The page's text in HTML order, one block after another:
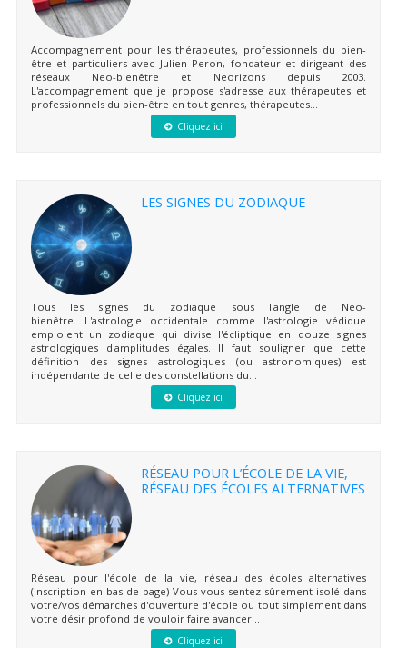
Accompagnement pour les thérapeutes, professionnels du bien-
être et particuliers avec Julien Peron, fondateur et dirigeant des
réseaux Neo-bienêtre et Neorizons depuis 2003.
L'accompagnement que je propose s'adresse aux thérapeutes et
professionnels du bien-être en tout genres, thérapeutes...
Cliquez ici
LES SIGNES DU ZODIAQUE
Tous les signes du zodiaque sous l'angle de Neo-
bienêtre. L'astrologie occidentale comme l'astrologie védique
emploient un zodiaque qui divise l'écliptique en douze signes
astrologiques d'amplitudes égales. Il faut souligner que cette
définition des signes astrologiques (ou astronomiques) est
indépendante de celle des constellations du...
Cliquez ici
RÉSEAU POUR L’ÉCOLE DE LA VIE,
RÉSEAU DES ÉCOLES ALTERNATIVES
Réseau pour l'école de la vie, réseau des écoles alternatives
(inscription en bas de page) Vous vous sentez sûrement isolé dans
votre/vos démarches d'ouverture d'école ou tout simplement dans
votre désir profond de vouloir faire avancer...
Cliquez ici